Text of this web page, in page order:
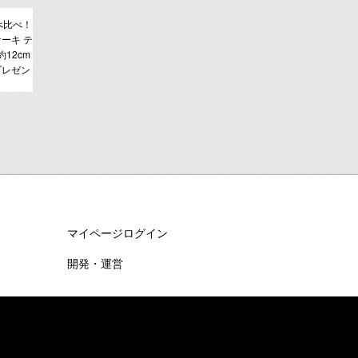
べ！
キ テ
12cm
ゼン
マイページログイン
開発・運営